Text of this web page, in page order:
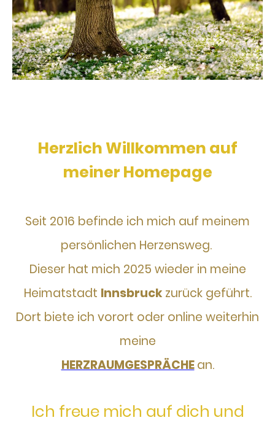
Herzlich Willkommen auf
meiner Homepage
Seit 2016 befinde ich mich auf meinem
persönlichen Herzensweg.
Dieser hat mich 2025 wieder in meine
Heimatstadt Innsbruckzurück geführt.
Dort biete ich vorort oder online weiterhin
meine
HERZRAUMGESPRÄCHE an.
Ich freue mich auf dich und